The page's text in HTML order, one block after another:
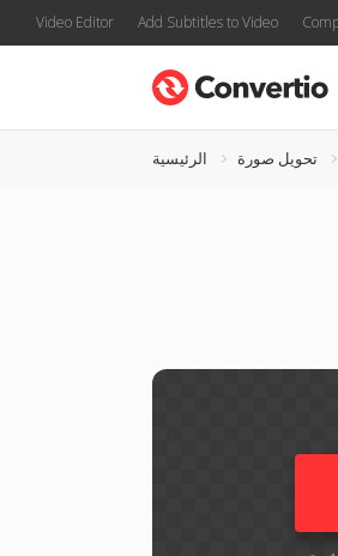
Video Editor Add Subtitles to Video
الرئيسية تحويل صورة